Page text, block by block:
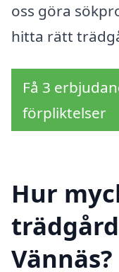
oss göra
hitta rätt
Få 3
förpliktelser
Hur
Vännäs?